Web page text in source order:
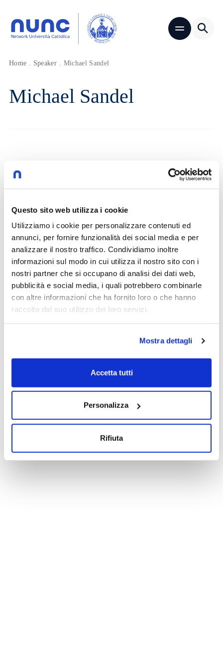
Questo sito web utilizza i cookie
Utilizziamo i cookie per personalizzare contenuti ed
annunci, per fornire funzionalità dei social media e per
analizzare il nostro traffico. Condividiamo inoltre
informazioni sul modo in cui utilizza il nostro sito con i
nostri partner che si occupano di analisi dei dati web,
pubblicità e social media, i quali potrebbero combinarle
con altre informazioni che ha fornito loro o che hanno
raccolto dal suo utilizzo dei loro servizi.
Mostra dettagli
Accetta tutti
Personalizza
Rifiuta
Home . Speaker . Michael Sandel
Michael Sandel